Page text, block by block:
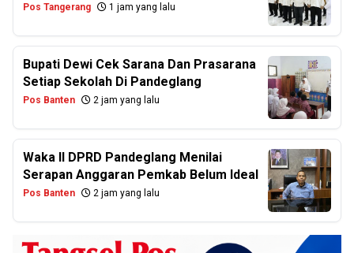
Pos Tangerang 1 jam yang lalu
Bupati Dewi Cek Sarana Dan Prasarana
Setiap Sekolah Di Pandeglang
Pos Banten 2 jam yang lalu
Waka II DPRD Pandeglang Menilai
Serapan Anggaran Pemkab Belum Ideal
Pos Banten 2 jam yang lalu